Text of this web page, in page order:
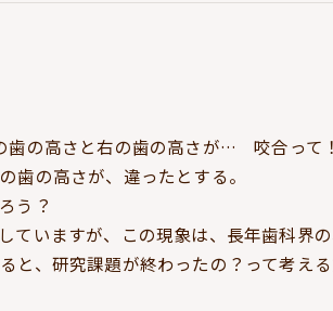
の高さと右の歯の高さが… 咬合って
歯の高さが、違ったとする。
う？
ていますが、この現象は、長年歯科界
と、研究課題が終わったの？って考え